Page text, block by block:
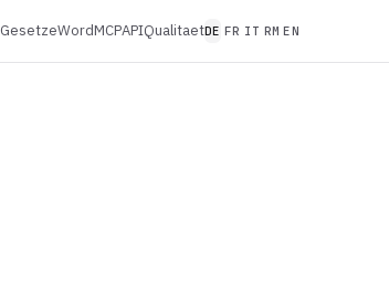
GesetzeWordMCPAPIQualitaetDE FR IT RM EN